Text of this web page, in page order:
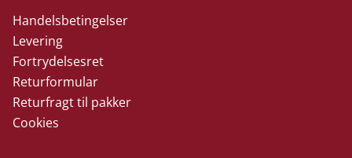
Handelsbetingelser
Levering
Fortrydelsesret
Returformular
Returfragt til pakker
Cookies